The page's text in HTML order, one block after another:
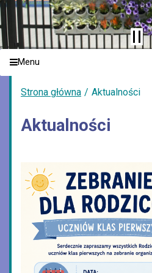
Menu
Strona główna Aktualności
Aktualności